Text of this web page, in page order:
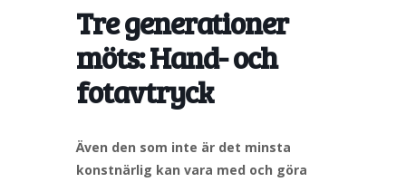
Tre generationer
möts: Hand- och
fotavtryck
Även den som inte är det minsta
konstnärlig kan vara med och göra